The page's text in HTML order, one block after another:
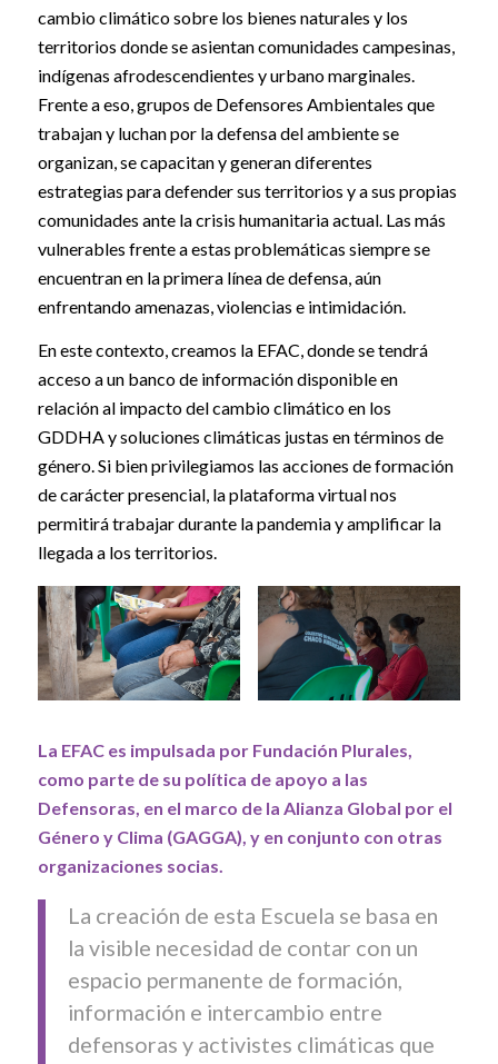
cambio climático sobre los bienes naturales y los
territorios donde se asientan comunidades campesinas,
indígenas afrodescendientes y urbano marginales.
Frente a eso, grupos de Defensores Ambientales que
trabajan y luchan por la defensa del ambiente se
organizan, se capacitan y generan diferentes
estrategias para defender sus territorios y a sus propias
comunidades ante la crisis humanitaria actual. Las más
vulnerables frente a estas problemáticas siempre se
encuentran en la primera línea de defensa, aún
enfrentando amenazas, violencias e intimidación.
En este contexto, creamos la EFAC, donde se tendrá
acceso a un banco de información disponible en
relación al impacto del cambio climático en los
GDDHA y soluciones climáticas justas en términos de
género. Si bien privilegiamos las acciones de formación
de carácter presencial, la plataforma virtual nos
permitirá trabajar durante la pandemia y amplificar la
llegada a los territorios.
La EFAC es impulsada por Fundación Plurales,
como parte de su política de apoyo a las
Defensoras, en el marco de la Alianza Global por el
Género y Clima (GAGGA), y en conjunto con otras
organizaciones socias.
La creación de esta Escuela se basa en
la visible necesidad de contar con un
espacio permanente de formación,
información e intercambio entre
defensoras y activistes climáticas que